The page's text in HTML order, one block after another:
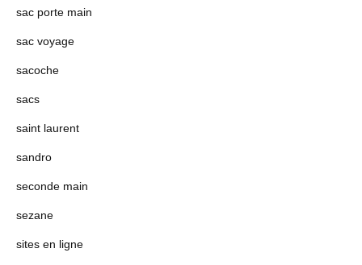
sac porte main
sac voyage
sacoche
sacs
saint laurent
sandro
seconde main
sezane
sites en ligne